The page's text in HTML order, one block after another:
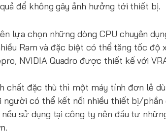
để không gây ảnh hưởng tới thiết bị.
lựa chọn những dòng CPU chuyên
Ram và đặc biệt có thể tăng tốc độ
NVIDIA Quadro được thiết kế với
chất đặc thù thì một máy tính đơn lẻ
người có thể kết nối nhiều thiết bị/
sử dụng tại công ty nên đầu tư